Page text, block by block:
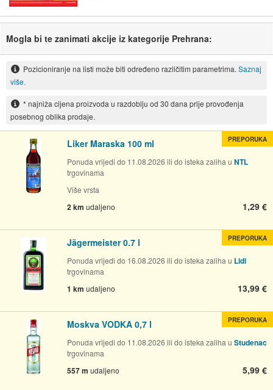
Mogla bi te zanimati akcije iz kategorije Prehrana:
Pozicioniranje na listi može biti određeno različitim parametrima. Saznaj
više.
* najniža cijena proizvoda u razdoblju od 30 dana prije provođenja
posebnog oblika prodaje.
Liker Maraska 100 ml
Ponuda vrijedi do 11.08.2026 ili do isteka zaliha u NTL
trgovinama
Više vrsta
2 km udaljeno 1,29 €
PREPORUKA
Jägermeister 0.7 l
Ponuda vrijedi do 16.08.2026 ili do isteka zaliha u Lidl
trgovinama
1 km udaljeno 13,99 €
PREPORUKA
Moskva VODKA 0,7 l
Ponuda vrijedi do 11.08.2026 ili do isteka zaliha u Studenac
trgovinama
557 m udaljeno 5,99 €
PREPORUKA